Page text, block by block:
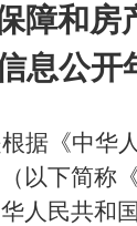
障和房
息公开
据《中华
以下简称
人民共和